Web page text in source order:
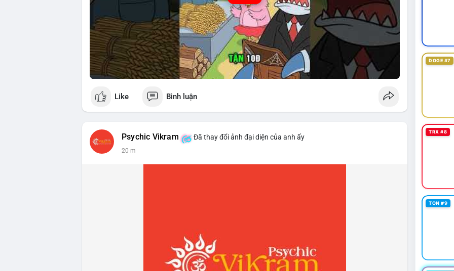
Like Bình luận
Psychic Vikram Đã thay đổi ảnh đại diện của anh ấy
20 m
DOGE #7
TRX #8
TON #9